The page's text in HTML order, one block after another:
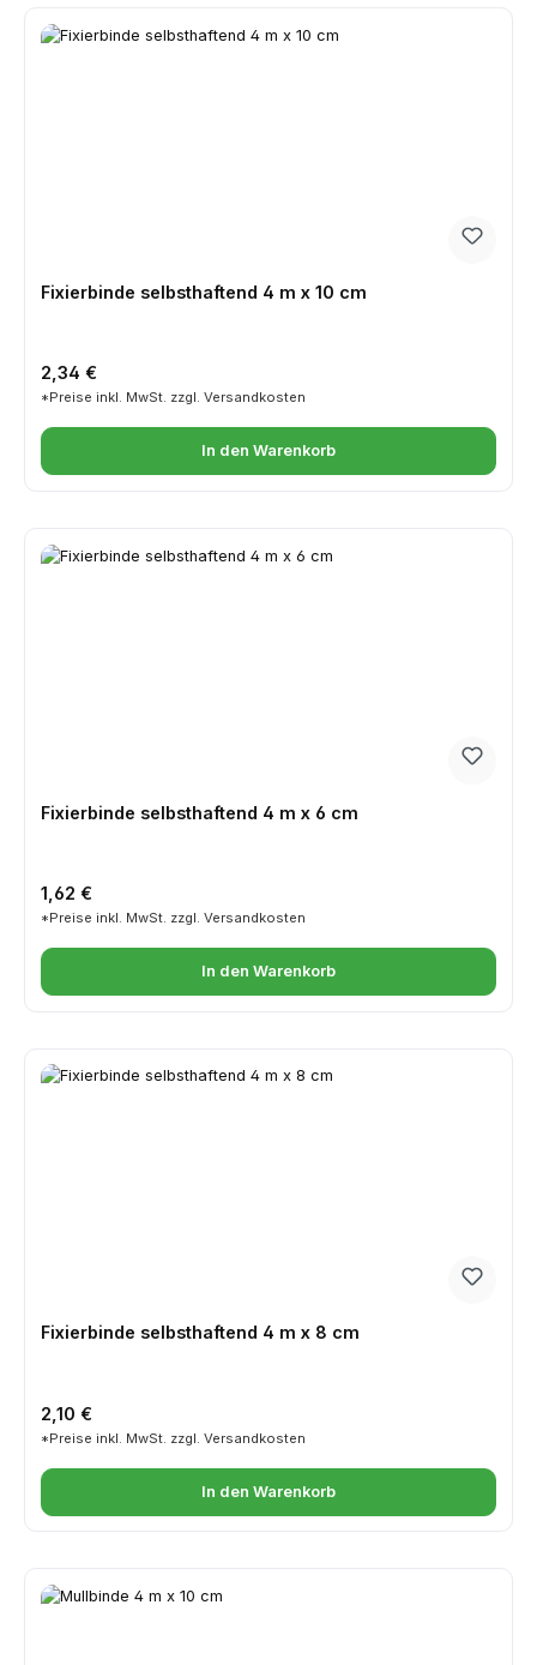
Fixierbinde selbsthaftend 4 m x 10 cm
Regulärer Preis:
2,34 €
*Preise inkl. MwSt. zzgl. Versandkosten
In den Warenkorb
Fixierbinde selbsthaftend 4 m x 6 cm
Regulärer Preis:
1,62 €
*Preise inkl. MwSt. zzgl. Versandkosten
In den Warenkorb
Fixierbinde selbsthaftend 4 m x 8 cm
Regulärer Preis:
2,10 €
*Preise inkl. MwSt. zzgl. Versandkosten
In den Warenkorb